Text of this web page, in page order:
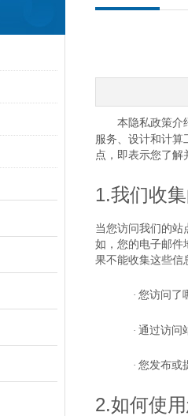
本隐私政策介
服务、设计和计算
点，即表示您了
1.我们收
当您访问我们的站
如，您的电子邮件
果不能收集这些信
· 您访问了
· 通过访问
· 您发布或
2.如何使